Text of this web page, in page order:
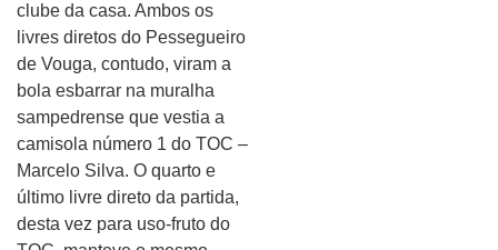
clube da casa. Ambos os
livres diretos do Pessegueiro
de Vouga, contudo, viram a
bola esbarrar na muralha
sampedrense que vestia a
camisola número 1 do TOC –
Marcelo Silva. O quarto e
último livre direto da partida,
desta vez para uso-fruto do